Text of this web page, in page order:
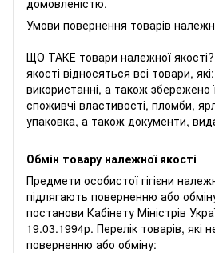
Умови повернення товарів
ЩО ТАКЕ товари належної
якості відносяться всі товари,
використанні, а також збережено
споживчі властивості, пломби,
упаковка, а також документи,
Обмін товару належної якості
Предмети особистої гігієни
підлягають поверненню або
постанови Кабінету Міністрів
19.03.1994р. Перелік товарів, які
поверненню або обміну: